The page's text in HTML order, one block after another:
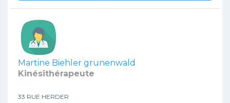
Martine Biehler grunenwald
Kinésithérapeute
33 RUE HERDER